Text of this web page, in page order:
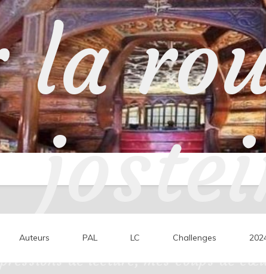
la
de lecture, mes coups de
Auteurs PAL LC Challenges